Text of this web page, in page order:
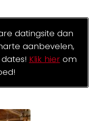
datingsite dan
aanbevelen,
Klik hierom